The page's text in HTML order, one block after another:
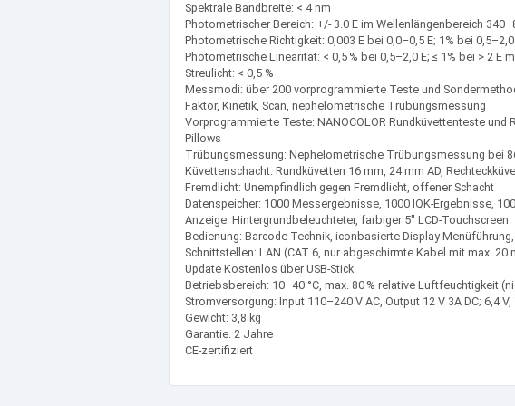
Spektrale Bandbreite: < 4 nm
Photometrischer Bereich: +/- 3.0 E im Wellenlängenbereich
Photometrische Richtigkeit: 0,003 E bei 0,0–0,5 E; 1% bei 0,5–2,0
Photometrische Linearität: < 0,5 % bei 0,5–2,0 E; ≤ 1% bei > 2 E
Streulicht: < 0,5 %
Messmodi: über 200 vorprogrammierte Teste und
Faktor, Kinetik, Scan, nephelometrische Trübungsmessung
Vorprogrammierte Teste: NANOCOLOR Rundküvettenteste und
Pillows
Trübungsmessung: Nephelometrische Trübungsmessung bei
Küvettenschacht: Rundküvetten 16 mm, 24 mm AD,
Fremdlicht: Unempfindlich gegen Fremdlicht, offener Schacht
Datenspeicher: 1000 Messergebnisse, 1000 IQK-Ergebnisse,
Anzeige: Hintergrundbeleuchteter, farbiger 5" LCD-Touchscreen
Bedienung: Barcode-Technik, iconbasierte Display-
Schnittstellen: LAN (CAT 6, nur abgeschirmte Kabel mit max. 20
Update Kostenlos über USB-Stick
Betriebsbereich: 10–40 °C, max. 80 % relative Luftfeuchtigkeit
Stromversorgung: Input 110–240 V AC, Output 12 V 3A DC; 6,4
Gewicht: 3,8 kg
Garantie. 2 Jahre
CE-zertifiziert